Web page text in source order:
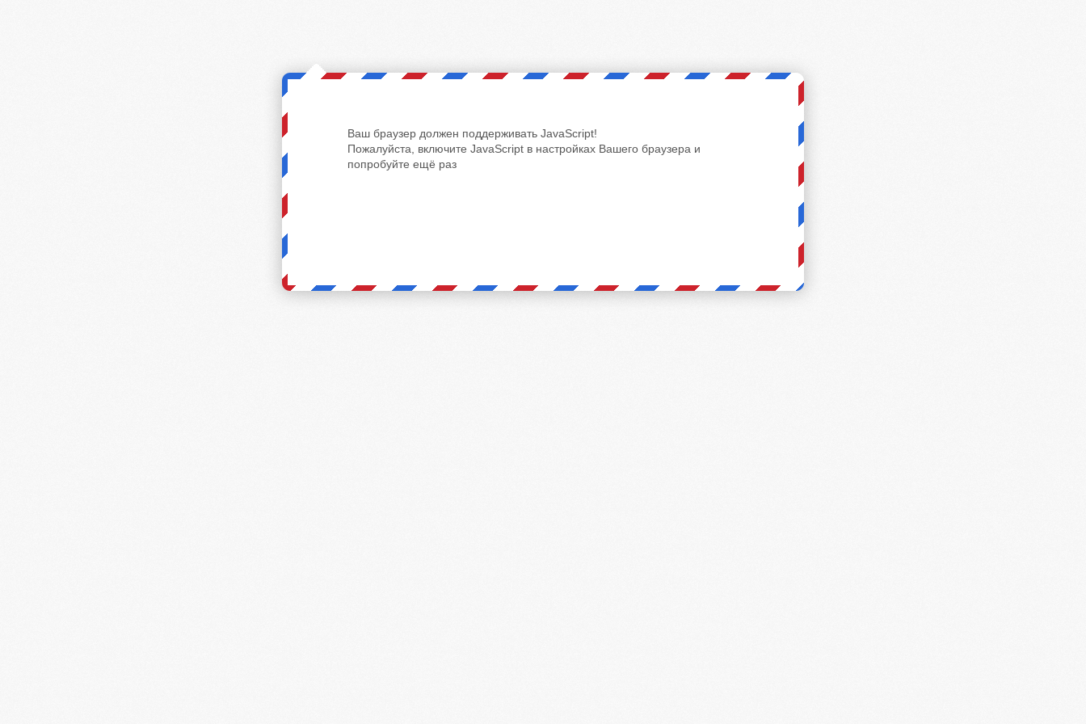
Ваш браузер должен поддерживать JavaScript!
Пожалуйста, включите JavaScript в настройках Вашего браузера и
попробуйте ещё раз